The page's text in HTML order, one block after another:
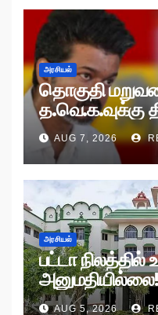
அரசியல்
தொகுதி
த.வெ.க.வுக்கு
AUG 7, 2026
அரசியல்
பட்டா
உத்தரவு!
AUG 5, 2026